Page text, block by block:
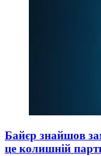
Байєр знайшов
це колишній